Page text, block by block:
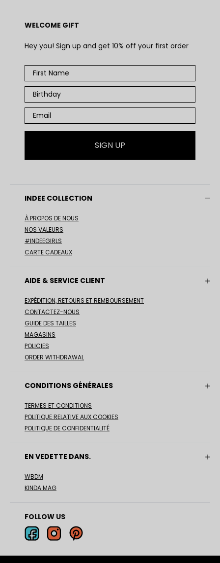
WELCOME GIFT
Hey you! Sign up and get 10% off your first order
SIGN UP
INDEE COLLECTION
À PROPOS DE NOUS
NOS VALEURS
#INDEEGIRLS
CARTE CADEAUX
AIDE & SERVICE CLIENT
EXPÉDITION, RETOURS ET REMBOURSEMENT
CONTACTEZ-NOUS
GUIDE DES TAILLES
MAGASINS
POLICIES
ORDER WITHDRAWAL
CONDITIONS GÉNÉRALES
TERMES ET CONDITIONS
POLITIQUE RELATIVE AUX COOKIES
POLITIQUE DE CONFIDENTIALITÉ
EN VEDETTE DANS.
WBDM
KINDA MAG
FOLLOW US